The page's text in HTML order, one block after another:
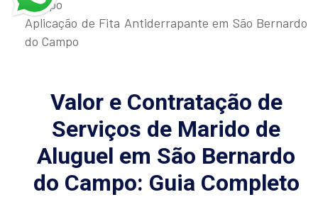
Campo
Aplicação de Fita Antiderrapante em São Bernardo
do Campo
Valor e Contratação de
Serviços de Marido de
Aluguel em São Bernardo
do Campo: Guia Completo